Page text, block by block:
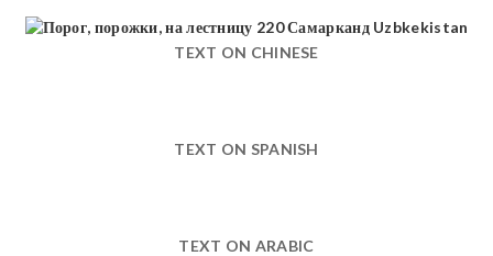
TEXT ON CHINESE
TEXT ON SPANISH
TEXT ON ARABIC